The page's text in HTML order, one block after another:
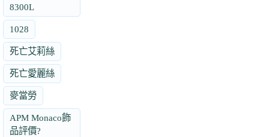
8300L
1028
死亡艾莉絲
死亡愛麗絲
麥當勞
APM Monaco飾
品評價?